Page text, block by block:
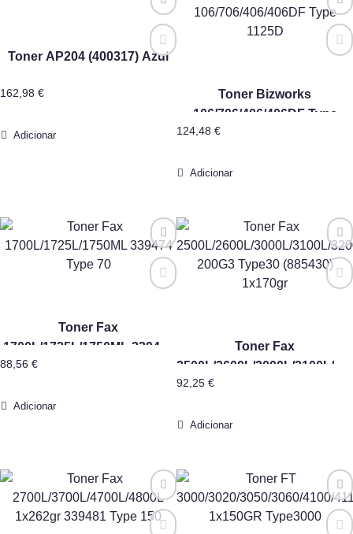
Toner AP204 (400317) Azul
162,98 €
Adicionar
Toner Bizworks
106/706/406/406DF Type
124,48 €
Adicionar
Toner Fax
1700L/1725L/1750ML 339474
88,56 €
Adicionar
Toner Fax
2500L/2600L/3000L/3100L/
200G3 Type30 (885430)
92,25 €
Adicionar